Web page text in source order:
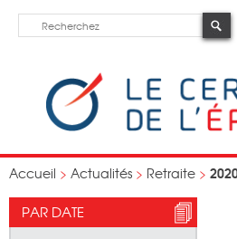
Accueil > Actualités > Retraite >
PAR DATE